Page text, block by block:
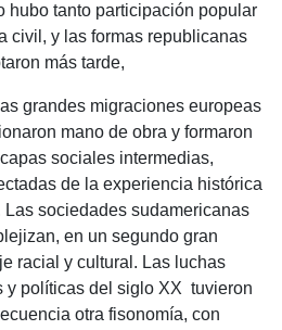
hubo tanto participación popular
civil, y las formas republicanas
más tarde,
grandes migraciones europeas
mano de obra y formaron
sociales intermedias,
de la experiencia histórica
Las sociedades sudamericanas
en un segundo gran
racial y cultural. Las luchas
y políticas del siglo XX tuvieron
otra fisonomía, con